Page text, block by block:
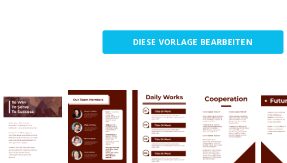
DIESE VORLAGE BEARBEITEN